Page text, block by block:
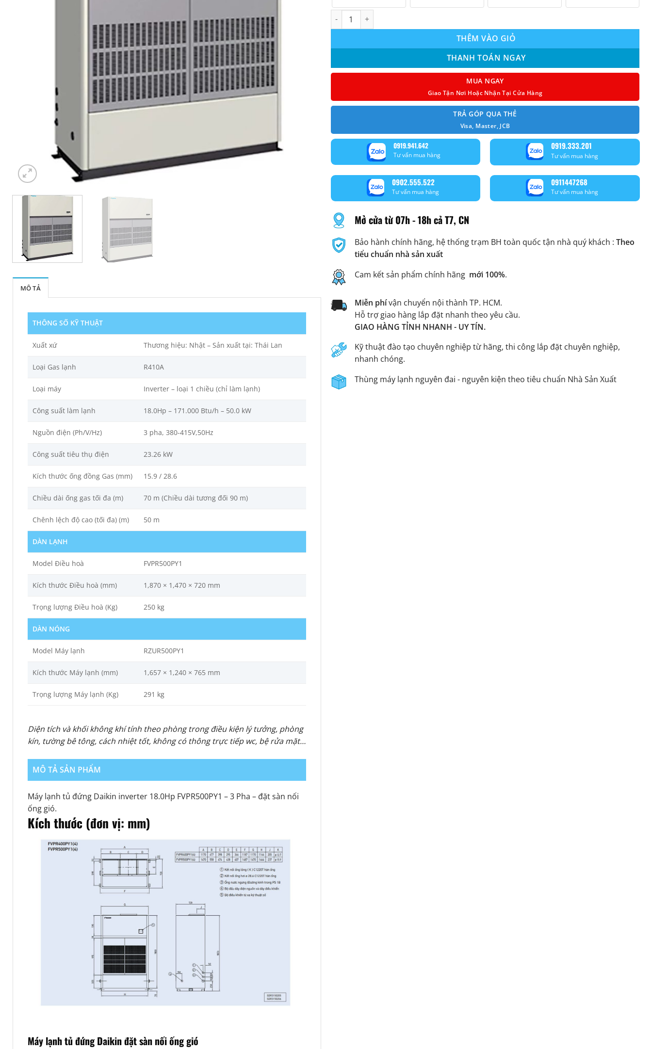
MÔ TẢ
THÔNG SỐ KỸ THUẬT
Xuất xứ Thương hiệu: Nhật – Sản xuất tại: Thái Lan
Loại Gas lạnh R410A
Loại máy Inverter – loại 1 chiều (chỉ làm lạnh)
Công suất làm lạnh 18.0Hp – 171.000 Btu/h – 50.0 kW
Nguồn điện (Ph/V/Hz) 3 pha, 380-415V,50Hz
Công suất tiêu thụ điện 23.26 kW
Kích thước ống đồng Gas (mm) 15.9 / 28.6
Chiều dài ống gas tối đa (m) 70 m (Chiều dài tương đối 90 m)
Chênh lệch độ cao (tối đa) (m) 50 m
DÀN LẠNH
Model Điều hoà FVPR500PY1
Kích thước Điều hoà (mm) 1,870 × 1,470 × 720 mm
Trọng lượng Điều hoà (Kg) 250 kg
DÀN NÓNG
Model Máy lạnh RZUR500PY1
Kích thước Máy lạnh (mm) 1,657 × 1,240 × 765 mm
Trọng lượng Máy lạnh (Kg) 291 kg
Diện tích và khối không khí tính theo phòng trong điều kiện lý tưởng, phòng
kín, tường bê tông, cách nhiệt tốt, không có thông trực tiếp wc, bệ rửa mặt…
MÔ TẢ SẢN PHẨM
Máy lạnh tủ đứng Daikin inverter 18.0Hp FVPR500PY1 – 3 Pha – đặt sàn nối
ống gió.
Kích thước (đơn vị: mm)
Máy lạnh tủ đứng Daikin đặt sàn nối ống gió
₫ 170.000.000.
Máy lạnh tủ đứng Daikin inverter 18.0Hp FVPR500PY1 - 3 Pha - đặt sàn nối ống gió số lượng
THÊM VÀO GIỎ
THANH TOÁN NGAY
MUA NGAY
Giao Tận Nơi Hoặc Nhận Tại Cửa Hàng
TRẢ GÓP QUA THẺ
Visa, Master, JCB
0919.941.642
Tư vấn mua hàng
0919.333.201
Tư vấn mua hàng
0902.555.522
Tư vấn mua hàng
0911447268
Tư vấn mua hàng
Mở cửa từ 07h - 18h cả T7, CN
Bảo hành chính hãng, hệ thống trạm BH toàn quốc tận nhà quý khách : Theo
tiểu chuẩn nhà sản xuất
Cam kết sản phẩm chính hãng mới 100%.
Miễn phívận chuyển nội thành TP. HCM.
Hỗ trợ giao hàng lắp đặt nhanh theo yêu cầu.
GIAO HÀNG TỈNH NHANH - UY TÍN.
Kỹ thuật đào tạo chuyên nghiệp từ hãng, thi công lắp đặt chuyên nghiệp,
nhanh chóng.
Thùng máy lạnh nguyên đai - nguyên kiện theo tiêu chuẩn Nhà Sản Xuất